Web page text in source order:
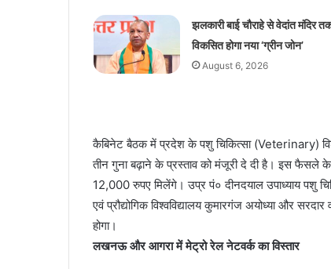
झलकारी बाई चौराहे से वेदांत मंदिर
विकसित होगा नया ‘ग्रीन जोन’
August 6, 2026
कैबिनेट बैठक में प्रदेश के पशु चिकित्सा (Veterinary)
तीन गुना बढ़ाने के प्रस्ताव को मंजूरी दे दी है। इस फैसले
12,000 रुपए मिलेंगे। उप्र पं० दीनदयाल उपाध्याय पशु
एवं प्रौद्योगिक विश्वविद्यालय कुमारगंज अयोध्या और
होगा।
लखनऊ और आगरा में मेट्रो रेल नेटवर्क का विस्तार